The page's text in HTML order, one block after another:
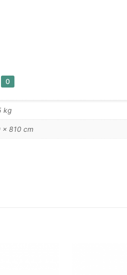
0
kg
× 810 cm